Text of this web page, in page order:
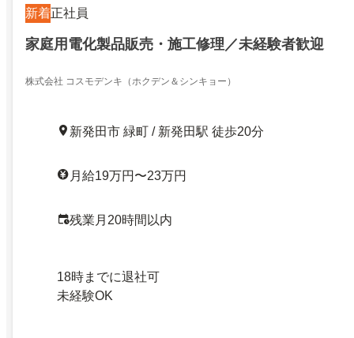
新着正社員
家庭用電化製品販売・施工修理／未経験者歓迎
株式会社 コスモデンキ（ホクデン＆シンキョー）
新発田市 緑町 / 新発田駅 徒歩20分
月給19万円〜23万円
残業月20時間以内
18時までに退社可
未経験OK